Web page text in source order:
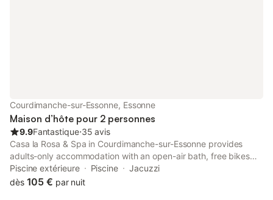
Courdimanche-sur-Essonne, Essonne
Maison d’hôte pour 2 personnes
9.9Fantastique⋅35 avis
Casa la Rosa & Spa in Courdimanche-sur-Essonne provides
adults-only accommodation with an open-air bath, free bikes
and a garden. There is a private entrance at the guest house for
the convenience of those who stay.
Piscine extérieure Piscine
Jacuzzi
dès 105 € par nuit